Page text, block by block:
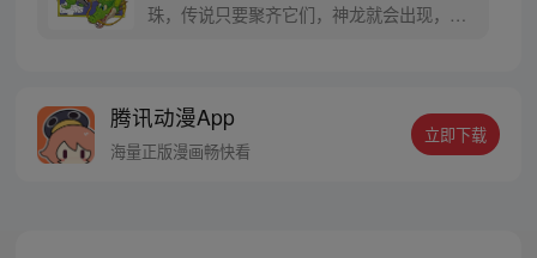
珠，传说只要聚齐它们，神龙就会出现，并
腾讯动漫App
海量正版漫画畅快看
立即下载